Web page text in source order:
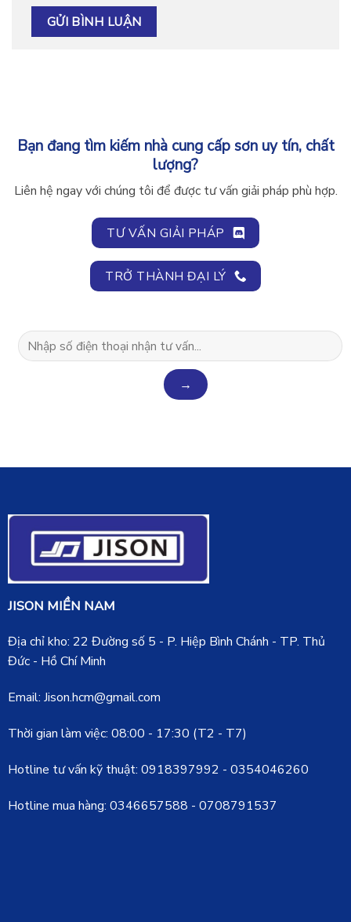
Bạn đang tìm kiếm nhà cung cấp sơn uy tín, chất
lượng?
Liên hệ ngay với chúng tôi để được tư vấn giải pháp phù hợp.
TƯ VẤN GIẢI PHÁP
TRỞ THÀNH ĐẠI LÝ
JISON MIỀN NAM
Địa chỉ kho: 22 Đường số 5 - P. Hiệp Bình Chánh - TP. Thủ
Đức - Hồ Chí Minh
Email: Jison.hcm@gmail.com
Thời gian làm việc: 08:00 - 17:30 (T2 - T7)
Hotline tư vấn kỹ thuật: 0918397992 - 0354046260
Hotline mua hàng: 0346657588 - 0708791537